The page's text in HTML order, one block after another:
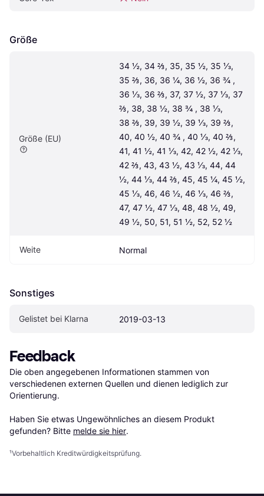
Größe
Größe (EU)
34 ½, 34 ⅔, 35, 35 ½, 35 ⅓,
35 ⅔, 36, 36 ¼, 36 ½, 36 ¾ ,
36 ⅓, 36 ⅔, 37, 37 ½, 37 ⅓, 37
⅔, 38, 38 ½, 38 ¾ , 38 ⅓,
38 ⅔, 39, 39 ½, 39 ⅓, 39 ⅔,
40, 40 ½, 40 ¾ , 40 ⅓, 40 ⅔,
41, 41 ½, 41 ⅓, 42, 42 ½, 42 ⅓,
42 ⅔, 43, 43 ½, 43 ⅓, 44, 44
½, 44 ⅓, 44 ⅔, 45, 45 ¼, 45 ½,
45 ⅓, 46, 46 ½, 46 ⅓, 46 ⅔,
47, 47 ½, 47 ⅓, 48, 48 ½, 49,
49 ½, 50, 51, 51 ½, 52, 52 ½
Weite Normal
Sonstiges
Gelistet bei Klarna 2019-03-13
Feedback
Die oben angegebenen Informationen stammen von
verschiedenen externen Quellen und dienen lediglich zur
Orientierung.
Haben Sie etwas Ungewöhnliches an diesem Produkt
gefunden? Bitte melde sie hier.
¹Vorbehaltlich Kreditwürdigkeitsprüfung.